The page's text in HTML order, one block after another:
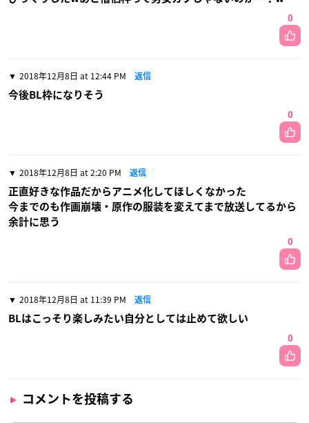
0
2018年12月8日 at 12:44 PM 返信
今後BL枠になりそう
0
2018年12月8日 at 2:20 PM 返信
正直好きな作品だからアニメ化してほしくなかった
今までのも作画崩壊・原作の服装を変えてまで放送してるから
余計に思う
0
2018年12月8日 at 11:39 PM 返信
BLはこっそり楽しみたい自分としては止めて欲しい
0
コメントを投稿する